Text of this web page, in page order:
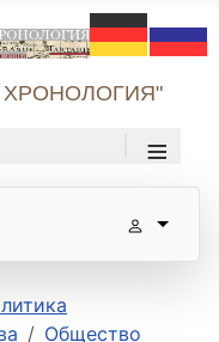
≡
Общество